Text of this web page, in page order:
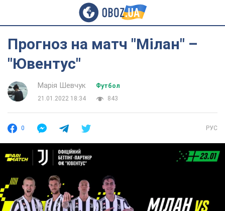
Прогноз на матч "Мілан" –
"Ювентус"
Марія Шевчук
Футбол
21.01.2022 18:34
843
0 РУС